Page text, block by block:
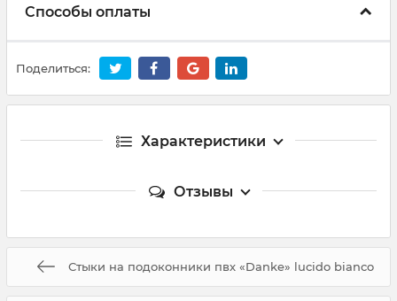
Способы оплаты
Поделиться:
Характеристики
Отзывы
Стыки на подоконники пвх «Danke» lucido bianco